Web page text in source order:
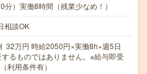
）実働8時間（残業少なめ！）
相談OK
万円 時給2050円×実働8h×週5日
るものではありません。※給与即受
利用条件有）